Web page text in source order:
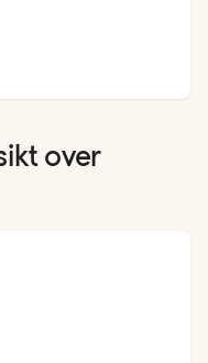
over